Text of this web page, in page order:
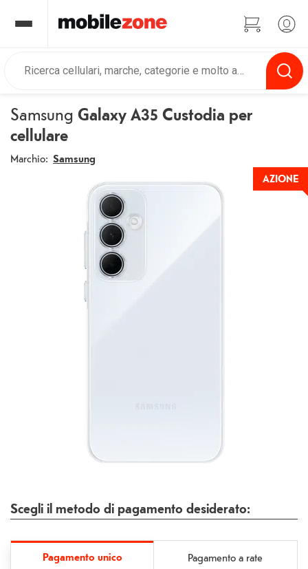
Samsung Galaxy A35 Custodia per
cellulare
Marchio: Samsung
AZIONE
Scegli il metodo di pagamento desiderato:
Pagamento unico Pagamento a rate